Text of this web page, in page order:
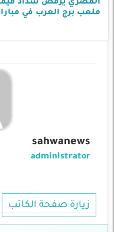
المصري يرفض سداد
ملعب برج العرب في
sahwanews
administrator
زيارة صفحة الكاتب